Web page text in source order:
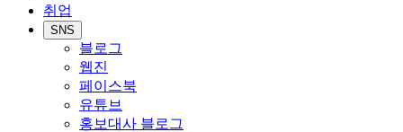
취업
SNS
블로그
웹진
페이스북
유튜브
홍보대사 블로그